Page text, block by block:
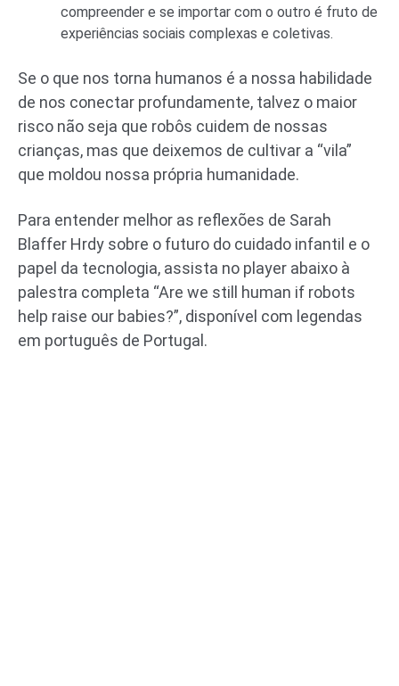
compreender e se importar com o outro é fruto de
experiências sociais complexas e coletivas.
Se o que nos torna humanos é a nossa habilidade
de nos conectar profundamente, talvez o maior
risco não seja que robôs cuidem de nossas
crianças, mas que deixemos de cultivar a “vila”
que moldou nossa própria humanidade.
Para entender melhor as reflexões de Sarah
Blaffer Hrdy sobre o futuro do cuidado infantil e o
papel da tecnologia, assista no player abaixo à
palestra completa “Are we still human if robots
help raise our babies?”, disponível com legendas
em português de Portugal.